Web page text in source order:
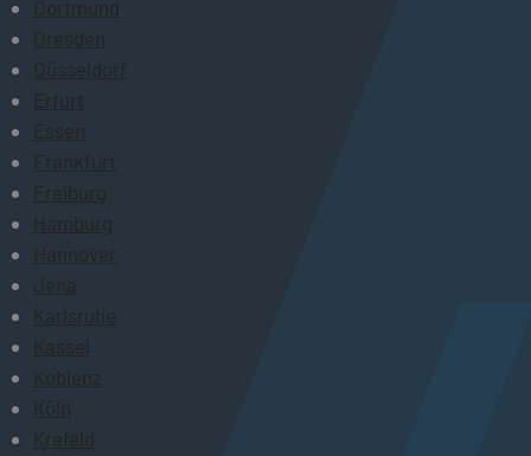
Dortmund
Dresden
Düsseldorf
Erfurt
Essen
Frankfurt
Freiburg
Hamburg
Hannover
Jena
Karlsruhe
Kassel
Koblenz
Köln
Krefeld